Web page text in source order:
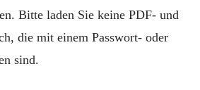
Bitte laden Sie keine PDF- und
die mit einem Passwort- oder
sind.